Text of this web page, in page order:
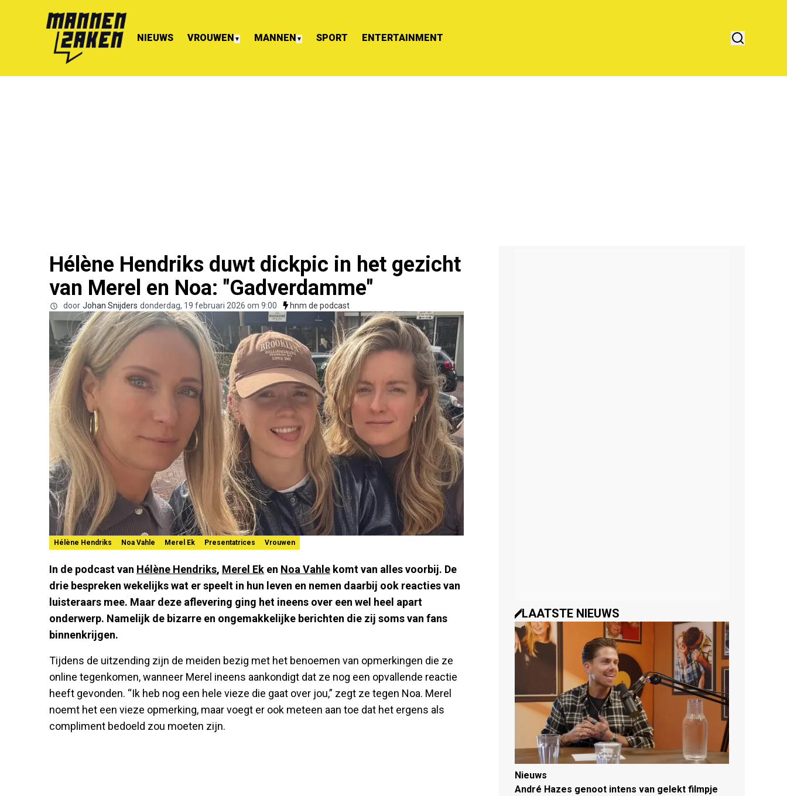
NIEUWS VROUWEN ▼ MANNEN ▼ SPORT ENTERTAINMENT
Hélène Hendriks duwt dickpic in het gezicht
van Merel en Noa: "Gadverdamme"
door Johan Snijders donderdag, 19 februari 2026 om 9:00 hnm de podcast
Hélène Hendriks Noa Vahle Merel Ek Presentatrices Vrouwen
In de podcast van Hélène Hendriks, Merel Ek en Noa Vahle komt van alles voorbij. De
drie bespreken wekelijks wat er speelt in hun leven en nemen daarbij ook reacties van
luisteraars mee. Maar deze aflevering ging het ineens over een wel heel apart
onderwerp. Namelijk de bizarre en ongemakkelijke berichten die zij soms van fans
binnenkrijgen.
Tijdens de uitzending zijn de meiden bezig met het benoemen van opmerkingen die ze
online tegenkomen, wanneer Merel ineens aankondigt dat ze nog een opvallende reactie
heeft gevonden. “Ik heb nog een hele vieze die gaat over jou,” zegt ze tegen Noa. Merel
noemt het een vieze opmerking, maar voegt er ook meteen aan toe dat het ergens als
compliment bedoeld zou moeten zijn.
LAATSTE NIEUWS
Nieuws
André Hazes genoot intens van gelekt filmpje